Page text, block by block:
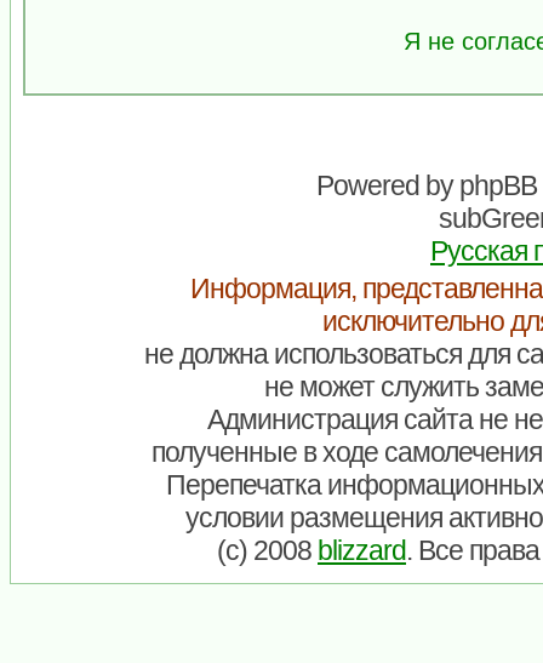
Я не
Powered byphpBB
Русская
Информация,
исключительно
не должна использоваться для
не может служить
Администрация сайта не
полученные в ходе
Перепечатка
условии размещения
(c) 2008 blizzard. Все